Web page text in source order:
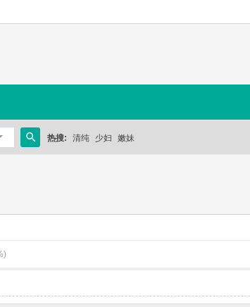
搜
热搜: 清纯 少妇 嫩妹